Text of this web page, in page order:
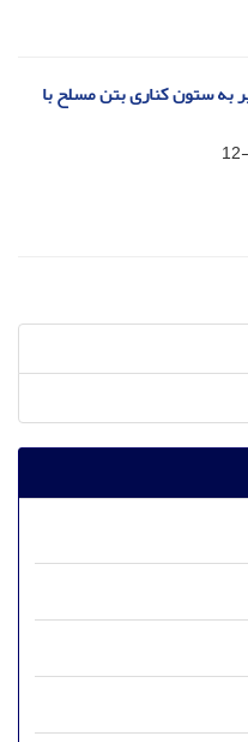
به ستون کناری بتن مسلح با